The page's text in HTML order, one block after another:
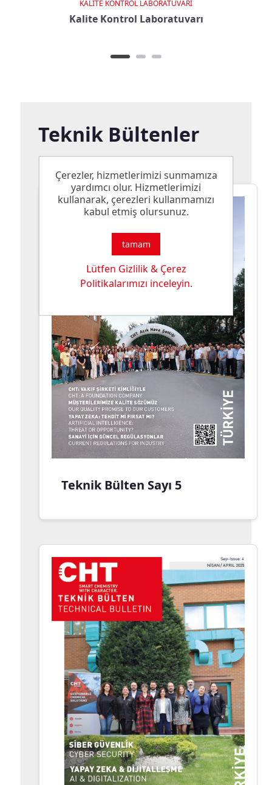
KALİTE KONTROL LABORATUVARI
Kalite Kontrol Laboratuvarı
Teknik Bültenler
Teknik Bülten Sayı 5
Çerezler, hizmetlerimizi sunmamıza
yardımcı olur. Hizmetlerimizi
kullanarak, çerezleri kullanmamızı
kabul etmiş olursunuz.
tamam
Lütfen Gizlilik & Çerez
Politikalarımızı inceleyin.